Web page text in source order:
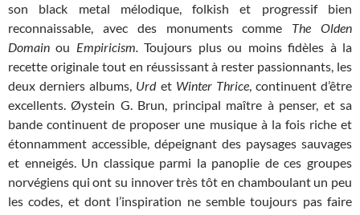
son black metal mélodique, folkish et progressif bien
reconnaissable, avec des monuments comme The Olden
Domain ou Empiricism.Toujours plus ou moins fidèles à la
recette originale tout en réussissant à rester passionnants, les
deux derniers albums, Urd et Winter Thrice, continuent d’être
excellents. Øystein G. Brun, principal maître à penser, et sa
bande continuent de proposer une musique à la fois riche et
étonnamment accessible, dépeignant des paysages sauvages
et enneigés. Un classique parmi la panoplie de ces groupes
norvégiens qui ont su innover très tôt en chamboulant un peu
les codes, et dont l’inspiration ne semble toujours pas faire